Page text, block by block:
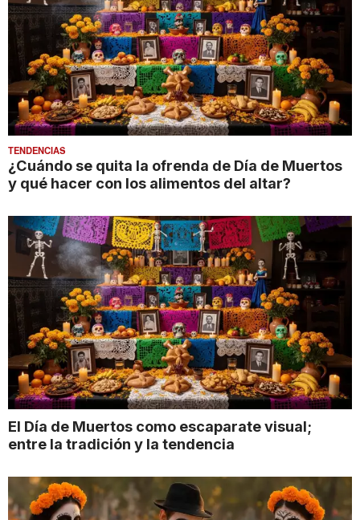
TENDENCIAS
¿Cuándo se quita la ofrenda de Día de Muertos
y qué hacer con los alimentos del altar?
El Día de Muertos como escaparate visual;
entre la tradición y la tendencia